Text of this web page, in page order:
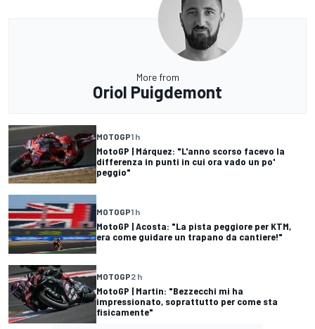
More from
Oriol Puigdemont
MOTOGP1 h
MotoGP | Márquez: "L'anno scorso facevo la
differenza in punti in cui ora vado un po'
peggio"
MOTOGP1 h
MotoGP | Acosta: "La pista peggiore per KTM,
era come guidare un trapano da cantiere!"
MOTOGP2 h
MotoGP | Martin: "Bezzecchi mi ha
impressionato, soprattutto per come sta
fisicamente"